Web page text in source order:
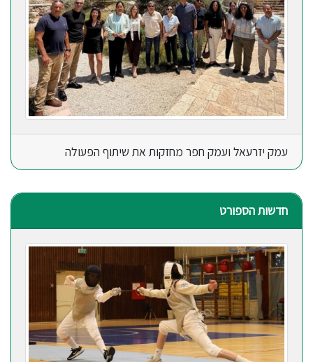
עמק יזרעאל ועמק חפר מחזקות את שיתוף הפעולה
חדשות הספורט